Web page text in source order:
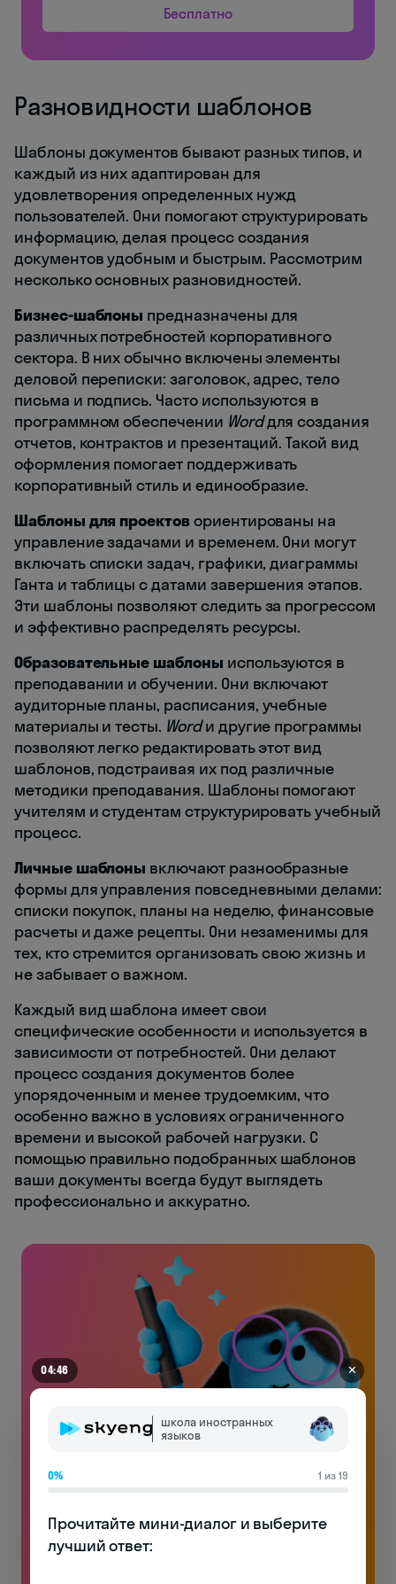
Бесплатно
Разновидности шаблонов
Шаблоны документов бывают разных типов, и
каждый из них адаптирован для
удовлетворения определенных нужд
пользователей. Они помогают структурировать
информацию, делая процесс создания
документов удобным и быстрым. Рассмотрим
несколько основных разновидностей.
Бизнес-шаблоны предназначены для
различных потребностей корпоративного
сектора. В них обычно включены элементы
деловой переписки: заголовок, адрес, тело
письма и подпись. Часто используются в
программном обеспечении Wordдля создания
отчетов, контрактов и презентаций. Такой вид
оформления помогает поддерживать
корпоративный стиль и единообразие.
Шаблоны для проектовориентированы на
управление задачами и временем. Они могут
включать списки задач, графики, диаграммы
Ганта и таблицы с датами завершения этапов.
Эти шаблоны позволяют следить за прогрессом
и эффективно распределять ресурсы.
Образовательные шаблоны используются в
преподавании и обучении. Они включают
аудиторные планы, расписания, учебные
материалы и тесты. Wordи другие программы
позволяют легко редактировать этот вид
шаблонов, подстраивая их под различные
методики преподавания. Шаблоны помогают
учителям и студентам структурировать учебный
процесс.
Личные шаблоны включают разнообразные
формы для управления повседневными делами:
списки покупок, планы на неделю, финансовые
расчеты и даже рецепты. Они незаменимы для
тех, кто стремится организовать свою жизнь и
не забывает о важном.
Каждый вид шаблона имеет свои
специфические особенности и используется в
зависимости от потребностей. Они делают
процесс создания документов более
упорядоченным и менее трудоемким, что
особенно важно в условиях ограниченного
времени и высокой рабочей нагрузки. С
помощью правильно подобранных шаблонов
ваши документы всегда будут выглядеть
профессионально и аккуратно.
Английский на чемоданах
Без воды и духоты: только реально полезная
04:41 ✕
школа иностранных
языков
0% 1 из 19
Прочитайте мини-диалог и выберите
лучший ответ: